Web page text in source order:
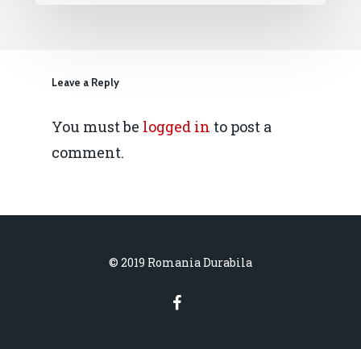
Leave a Reply
You must be logged in to post a
comment.
© 2019 Romania Durabila